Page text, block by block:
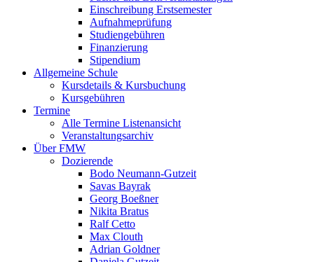
Einschreibung Erstsemester
Aufnahmeprüfung
Studiengebühren
Finanzierung
Stipendium
Allgemeine Schule
Kursdetails & Kursbuchung
Kursgebühren
Termine
Alle Termine Listenansicht
Veranstaltungsarchiv
Über FMW
Dozierende
Bodo Neumann-Gutzeit
Savas Bayrak
Georg Boeßner
Nikita Bratus
Ralf Cetto
Max Clouth
Adrian Goldner